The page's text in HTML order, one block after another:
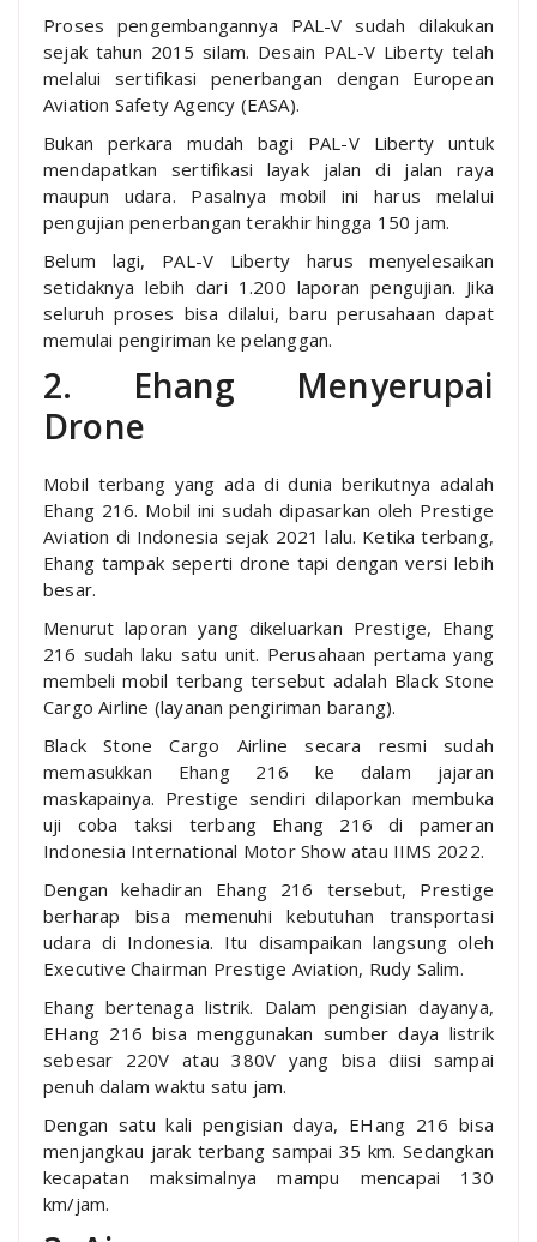
Proses pengembangannya PAL-V sudah dilakukan
sejak tahun 2015 silam. Desain PAL-V Liberty telah
melalui sertifikasi penerbangan dengan European
Aviation Safety Agency (EASA).
Bukan perkara mudah bagi PAL-V Liberty untuk
mendapatkan sertifikasi layak jalan di jalan raya
maupun udara. Pasalnya mobil ini harus melalui
pengujian penerbangan terakhir hingga 150 jam.
Belum lagi, PAL-V Liberty harus menyelesaikan
setidaknya lebih dari 1.200 laporan pengujian. Jika
seluruh proses bisa dilalui, baru perusahaan dapat
memulai pengiriman ke pelanggan.
2. Ehang Menyerupai
Drone
Mobil terbang yang ada di dunia berikutnya adalah
Ehang 216. Mobil ini sudah dipasarkan oleh Prestige
Aviation di Indonesia sejak 2021 lalu. Ketika terbang,
Ehang tampak seperti drone tapi dengan versi lebih
besar.
Menurut laporan yang dikeluarkan Prestige, Ehang
216 sudah laku satu unit. Perusahaan pertama yang
membeli mobil terbang tersebut adalah Black Stone
Cargo Airline (layanan pengiriman barang).
Black Stone Cargo Airline secara resmi sudah
memasukkan Ehang 216 ke dalam jajaran
maskapainya. Prestige sendiri dilaporkan membuka
uji coba taksi terbang Ehang 216 di pameran
Indonesia International Motor Show atau IIMS 2022.
Dengan kehadiran Ehang 216 tersebut, Prestige
berharap bisa memenuhi kebutuhan transportasi
udara di Indonesia. Itu disampaikan langsung oleh
Executive Chairman Prestige Aviation, Rudy Salim.
Ehang bertenaga listrik. Dalam pengisian dayanya,
EHang 216 bisa menggunakan sumber daya listrik
sebesar 220V atau 380V yang bisa diisi sampai
penuh dalam waktu satu jam.
Dengan satu kali pengisian daya, EHang 216 bisa
menjangkau jarak terbang sampai 35 km. Sedangkan
kecapatan maksimalnya mampu mencapai 130
km/jam.